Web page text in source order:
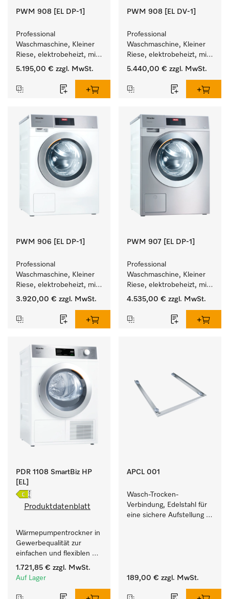
PWM 908 [EL DP-1]
Professional
Waschmaschine, Kleiner
Riese, elektrobeheizt, mit
Ablaufpumpe und
Programmen.
Leistung 8 kg  in 49 min .
5.195,00 € zzgl. MwSt.
PWM 908 [EL DV-1]
Professional
Waschmaschine, Kleiner
Riese, elektrobeheizt, mit
Ablaufventil und
Programmen.
Leistung 8 kg  in 49 min .
5.440,00 € zzgl. MwSt.
PWM 906 [EL DP-1]
Professional
Waschmaschine, Kleiner
Riese, elektrobeheizt, mit
Ablaufpumpe und
Programmen.
Leistung 6 kg  in 49 min .
3.920,00 € zzgl. MwSt.
PWM 907 [EL DP-1]
Professional
Waschmaschine, Kleiner
Riese, elektrobeheizt, mit
Ablaufpumpe und
Programmen.
Leistung 7 kg  in 49 min .
4.535,00 € zzgl. MwSt.
PDR 1108 SmartBiz HP
[EL]
Produktdatenblatt
Wärmepumpentrockner in
Gewerbequalität zur
einfachen und flexiblen
Aufstellung ohne
Abluftleitung.
1.721,85 € zzgl. MwSt.
Auf Lager
APCL 001
Wasch-Trocken-
Verbindung, Edelstahl für
eine sichere Aufstellung
189,00 € zzgl. MwSt.